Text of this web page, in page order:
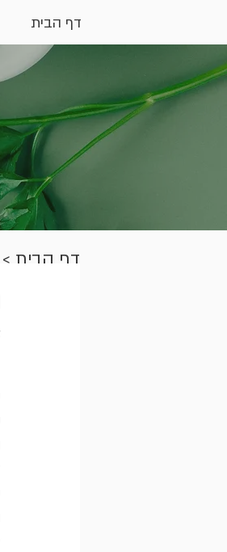
דף הבית
דף הבית >